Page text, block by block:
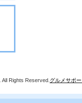
. All Rights Reserved. グルメサポ